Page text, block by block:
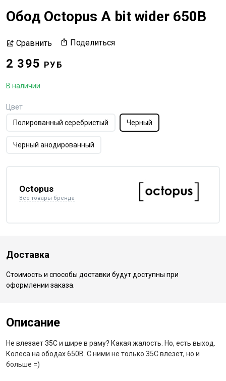
Обод Octopus A bit wider 650B
Сравнить Поделиться
2 395 РУБ
В наличии
Цвет
Полированный серебристый
Черный
Черный анодированный
Octopus
Все товары бренда
Доставка
Стоимость и способы доставки будут доступны при
оформлении заказа.
Описание
Не влезает 35С и шире в раму? Какая жалость. Но, есть выход.
Колеса на ободах 650B. С ними не только 35С влезет, но и
больше =)